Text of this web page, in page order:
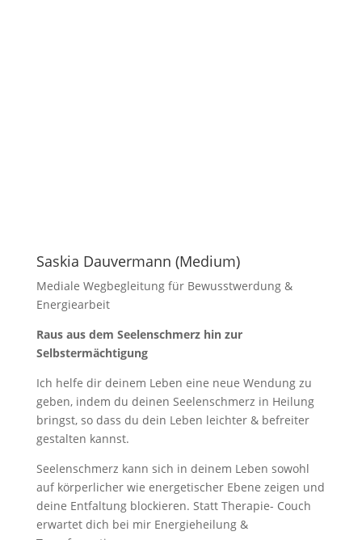
Saskia Dauvermann (Medium)
Mediale Wegbegleitung für Bewusstwerdung &
Energiearbeit
Raus aus dem Seelenschmerz hin zur
Selbstermächtigung
Ich helfe dir deinem Leben eine neue Wendung zu
geben, indem du deinen Seelenschmerz in Heilung
bringst, so dass du dein Leben leichter & befreiter
gestalten kannst.
Seelenschmerz kann sich in deinem Leben sowohl
auf körperlicher wie energetischer Ebene zeigen und
deine Entfaltung blockieren. Statt Therapie- Couch
erwartet dich bei mir Energieheilung &